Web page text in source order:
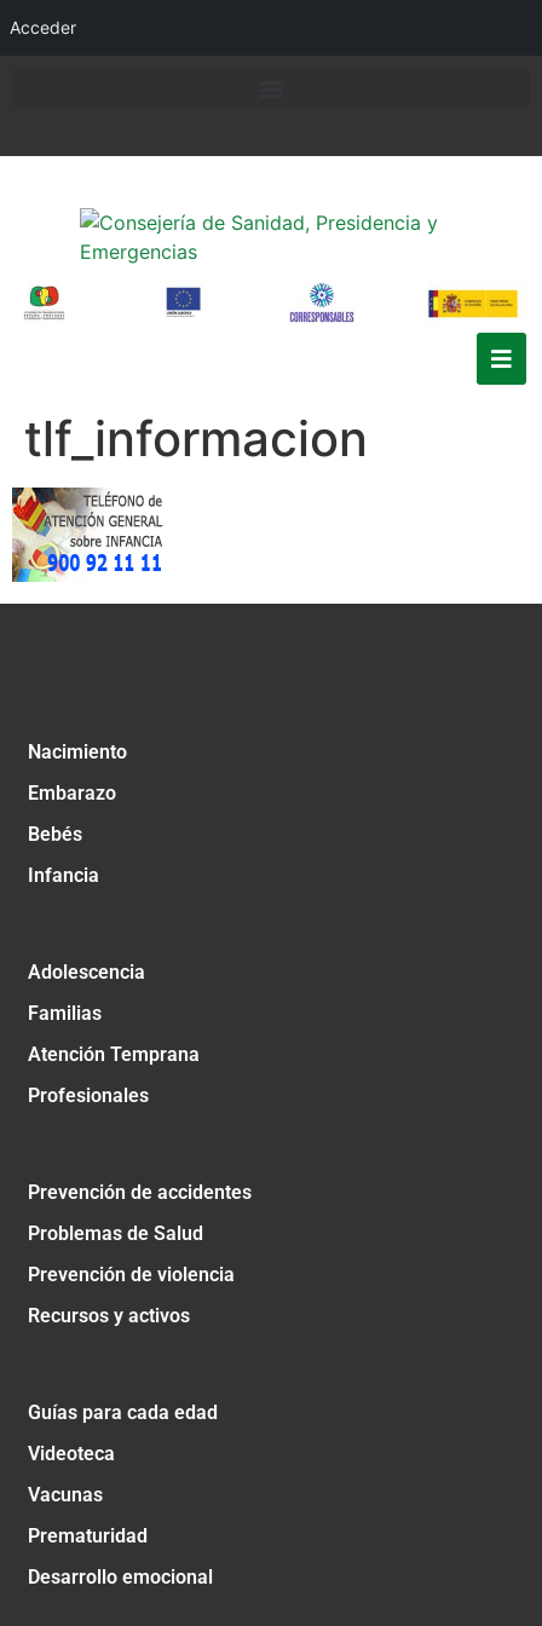
Acceder
tlf_informacion
Nacimiento
Embarazo
Bebés
Infancia
Adolescencia
Familias
Atención Temprana
Profesionales
Prevención de accidentes
Problemas de Salud
Prevención de violencia
Recursos y activos
Guías para cada edad
Videoteca
Vacunas
Prematuridad
Desarrollo emocional